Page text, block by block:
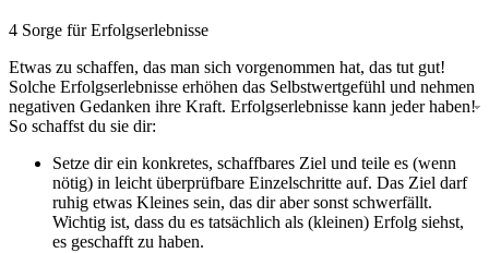
4 Sorge für Erfolgserlebnisse
Etwas zu schaffen, das man sich vorgenommen hat, das tut gut!
Solche Erfolgserlebnisse erhöhen das Selbstwertgefühl und nehmen
negativen Gedanken ihre Kraft. Erfolgserlebnisse kann jeder haben!
So schaffst du sie dir:
Setze dir ein konkretes, schaffbares Ziel und teile es (wenn
nötig) in leicht überprüfbare Einzelschritte auf. Das Ziel darf
ruhig etwas Kleines sein, das dir aber sonst schwerfällt.
Wichtig ist, dass du es tatsächlich als (kleinen) Erfolg siehst,
es geschafft zu haben.